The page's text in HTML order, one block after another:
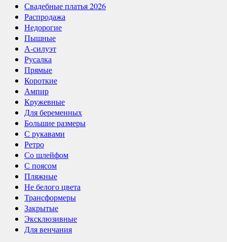
Свадебные платья 2026
Распродажа
Недорогие
Пышные
А-силуэт
Русалка
Прямые
Короткие
Ампир
Кружевные
Для беременных
Большие размеры
С рукавами
Ретро
Со шлейфом
С поясом
Пляжные
Не белого цвета
Трансформеры
Закрытые
Эксклюзивные
Для венчания